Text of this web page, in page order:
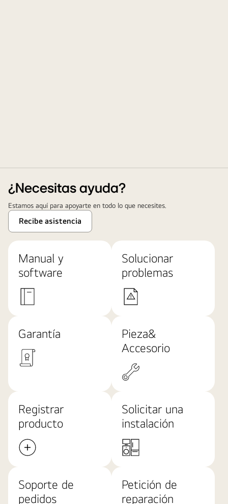
¿Necesitas ayuda?
Estamos aquí para apoyarte en todo lo que necesites.
Recibe asistencia
Manual y
software
Solucionar
problemas
Garantía
Pieza&
Accesorio
Registrar
producto
Solicitar una
instalación
Soporte de
pedidos
Petición de
reparación